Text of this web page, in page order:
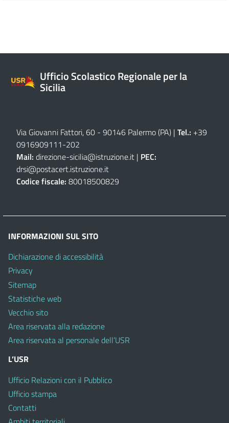
Ufficio Scolastico Regionale per la
Sicilia
Via Giovanni Fattori, 60 - 90146 Palermo (PA) | Tel.: +39
0916909111-202
Mail: direzione-sicilia@istruzione.it | PEC:
drsi@postacert.istruzione.it
Codice fiscale: 80018500829
INFORMAZIONI SUL SITO
Dichiarazione di accessibilità
Privacy
Sitemap
Statistiche web
Vecchio sito
Area riservata alla redazione
Area riservata al personale dell’USR
L’USR
Ufficio Relazioni con il Pubblico
Ufficio stampa
Contatti